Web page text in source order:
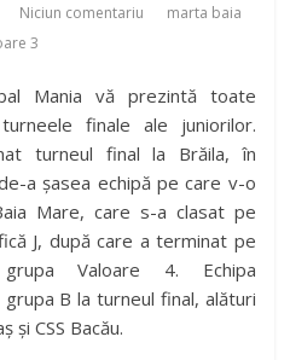
Niciun comentariu
marta baia
3
Mania vă prezintă toate
finale ale juniorilor.
turneul final la Brăila, în
a șasea echipă pe care v-o
Mare, care s-a clasat pe
J, după care a terminat pe
Valoare 4. Echipa
B la turneul final, alături
și CSS Bacău.